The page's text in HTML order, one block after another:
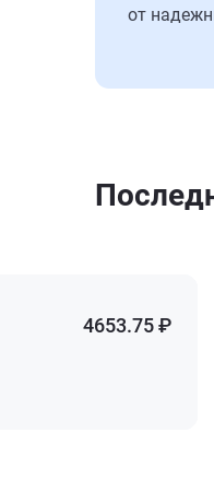
от
4653.75 ₽
4653.75 ₽
4653.75 ₽
4653.75 ₽